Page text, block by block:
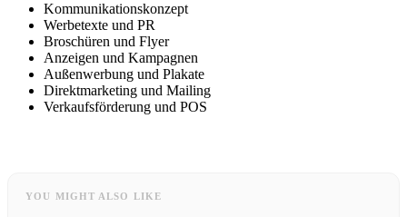
Kommunikationskonzept
Werbetexte und PR
Broschüren und Flyer
Anzeigen und Kampagnen
Außenwerbung und Plakate
Direktmarketing und Mailing
Verkaufsförderung und POS
YOU MIGHT ALSO LIKE